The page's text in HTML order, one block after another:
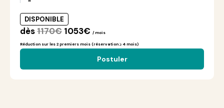
DISPONIBLE
dès1170€ 1053€ / mois
Réduction sur les 2 premiers mois (réservation ≥ 4 mois)
Postuler